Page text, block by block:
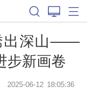
出深山——
步新画卷
2025-06-12 18:05:36